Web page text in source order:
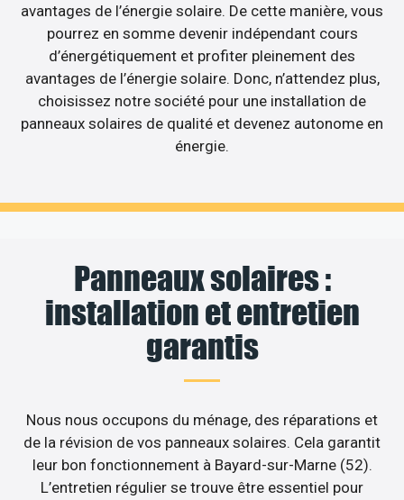
avantages de l’énergie solaire. De cette manière, vous
pourrez en somme devenir indépendant cours
d’énergétiquement et profiter pleinement des
avantages de l’énergie solaire. Donc, n’attendez plus,
choisissez notre société pour une installation de
panneaux solaires de qualité et devenez autonome en
énergie.
Panneaux solaires :
installation et entretien
garantis
Nous nous occupons du ménage, des réparations et
de la révision de vos panneaux solaires. Cela garantit
leur bon fonctionnement à Bayard-sur-Marne (52).
L’entretien régulier se trouve être essentiel pour